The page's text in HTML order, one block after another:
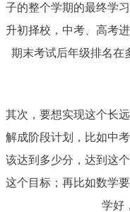
子的整个学期的最终学
升初择校，中考、高考
期末考试后年级排名在
其次，要想实现这个长
解成阶段计划，比如中
该达到多少分，达到这
这个目标；再比如数学
学好